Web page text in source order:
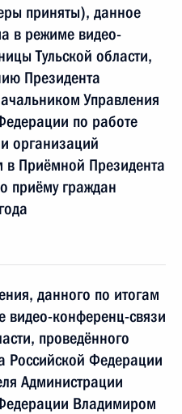
приняты), данное
в режиме видео-
Тульской области,
Президента
Управления
по работе
организаций
Приёмной Президента
приёму граждан
данного по итогам
видео-конференц-связи
проведённого
Российской Федерации
Администрации
Владимиром